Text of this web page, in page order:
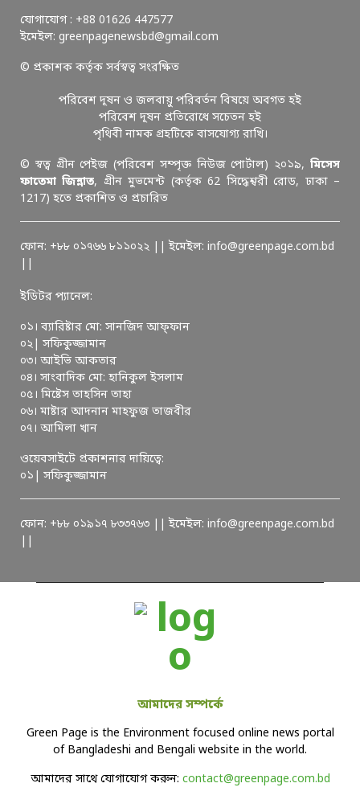
যোগাযোগ : +88 01626 447577
ইমেইল: greenpagenewsbd@gmail.com
© প্রকাশক কর্তৃক সর্বস্বত্ব সংরক্ষিত
পরিবেশ দূষন ও জলবায়ু পরিবর্তন বিষয়ে অবগত হই
পরিবেশ দূষন প্রতিরোধে সচেতন হই
পৃথিবী নামক গ্রহটিকে বাসযোগ্য রাখি।
© স্বত্ব গ্রীন পেইজ (পরিবেশ সম্পৃক্ত নিউজ পোর্টাল) ২০১৯, মিসেস
ফাতেমা জিন্নাত, গ্রীন মুভমেন্ট (কর্তৃক 62 সিদ্ধেশ্বরী রোড, ঢাকা –
1217) হতে প্রকাশিত ও প্রচারিত
ফোন: +৮৮ ০১৭৬৬ ৮১১০২২ || ইমেইল: info@greenpage.com.bd
ইডিটর প্যানেল:
০১। ব্যারিষ্টার মো: সানজিদ আফ্ফান
০২| সফিকুজ্জামান
০৩। আইভি আকতার
০৪। সাংবাদিক মো: হানিকুল ইসলাম
০৫। মিষ্টেস তাহসিন তাহা
০৬। মাষ্টার আদনান মাহফুজ তাজবীর
০৭। আমিলা খান
ওয়েবসাইটে প্রকাশনার দায়িত্বে:
০১| সফিকুজ্জামান
ফোন: +৮৮ ০১৯১৭ ৮৩৩৭৬৩ || ইমেইল: info@greenpage.com.bd
আমাদের সম্পর্কে
Green Page is the Environment focused online news portal
of Bangladeshi and Bengali website in the world.
আমাদের সাথে যোগাযোগ করুন: contact@greenpage.com.bd